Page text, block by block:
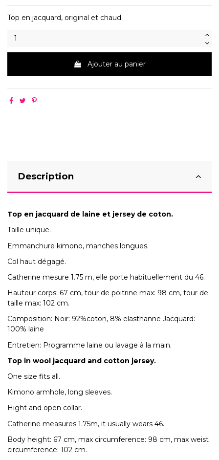
Top en jacquard, original et chaud.
Ajouter au panier
Description
Top en jacquard de laine et jersey de coton.
Taille unique.
Emmanchure kimono, manches longues.
Col haut dégagé.
Catherine mesure 1.75 m, elle porte habituellement du 46.
Hauteur corps: 67 cm, tour de poitrine max: 98 cm, tour de
taille max: 102 cm.
Composition: Noir: 92%coton, 8% elasthanne Jacquard:
100% laine
Entretien: Programme laine ou lavage à la main.
Top in wool jacquard and cotton jersey.
One size fits all.
Kimono armhole, long sleeves.
Hight and open collar.
Catherine measures 1.75m, it usually wears 46.
Body height: 67 cm, max circumference: 98 cm, max weist
circumference: 102 cm.